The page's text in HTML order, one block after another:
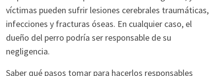
víctimas pueden sufrir lesiones cerebrales traumáticas,
infecciones y fracturas óseas. En cualquier caso, el
dueño del perro podría ser responsable de su
negligencia.
Saber qué pasos tomar para hacerlos responsables